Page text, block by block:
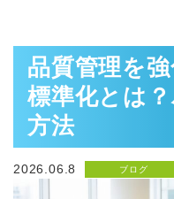
品質管理を
標準化とは
方法
2026.06.8 ブログ